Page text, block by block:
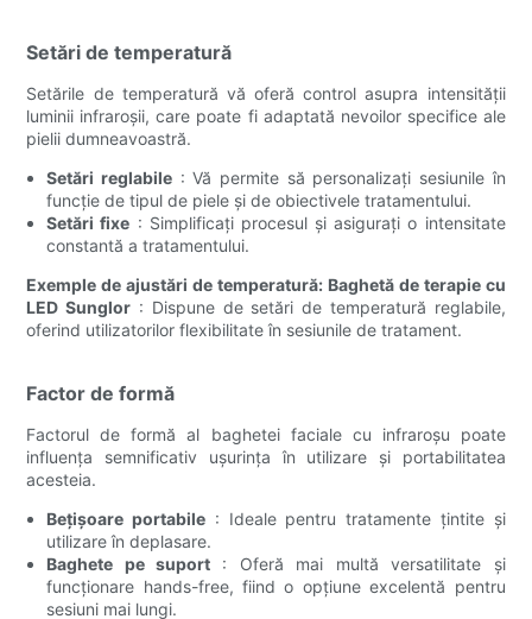
Setări de temperatură
Setările de temperatură vă oferă control asupra intensității
luminii infraroșii, care poate fi adaptată nevoilor specifice ale
pielii dumneavoastră.
Setări reglabile: Vă permite să personalizați sesiunile în
funcție de tipul de piele și de obiectivele tratamentului.
Setări fixe : Simplificați procesul și asigurați o intensitate
constantă a tratamentului.
Exemple de ajustări de temperatură: Baghetă de terapie cu
LED Sunglor : Dispune de setări de temperatură reglabile,
oferind utilizatorilor flexibilitate în sesiunile de tratament.
Factor de formă
Factorul de formă al baghetei faciale cu infraroșu poate
influența semnificativ ușurința în utilizare și portabilitatea
acesteia.
Bețișoare portabile: Ideale pentru tratamente țintite și
utilizare în deplasare.
Baghete pe suport : Oferă mai multă versatilitate și
funcționare hands-free, fiind o opțiune excelentă pentru
sesiuni mai lungi.